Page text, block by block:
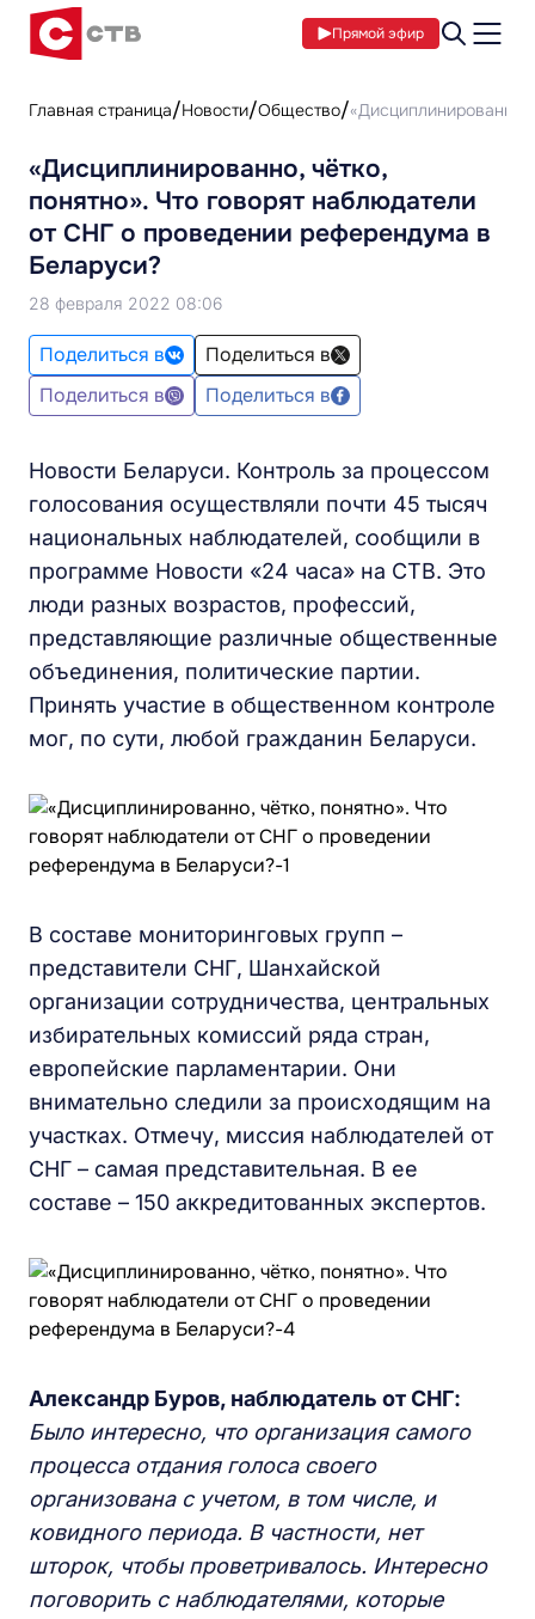
Прямой эфир
Главная страница Новости Общество «Дисциплинированно,
«Дисциплинированно, чётко,
понятно». Что говорят наблюдатели
от СНГ о проведении референдума в
Беларуси?
28 февраля 2022 08:06
Поделиться в
Поделиться в
Поделиться в
Поделиться в
Новости Беларуси. Контроль за процессом
голосования осуществляли почти 45 тысяч
национальных наблюдателей, сообщили в
программе Новости «24 часа» на СТВ. Это
люди разных возрастов, профессий,
представляющие различные общественные
объединения, политические партии.
Принять участие в общественном контроле
мог, по сути, любой гражданин Беларуси.
В составе мониторинговых групп –
представители СНГ, Шанхайской
организации сотрудничества, центральных
избирательных комиссий ряда стран,
европейские парламентарии. Они
внимательно следили за происходящим на
участках. Отмечу, миссия наблюдателей от
СНГ – самая представительная. В ее
составе – 150 аккредитованных экспертов.
Александр Буров, наблюдатель от СНГ:
Было интересно, что организация самого
процесса отдания голоса своего
организована с учетом, в том числе, и
ковидного периода. В частности, нет
шторок, чтобы проветривалось. Интересно
поговорить с наблюдателями, которые